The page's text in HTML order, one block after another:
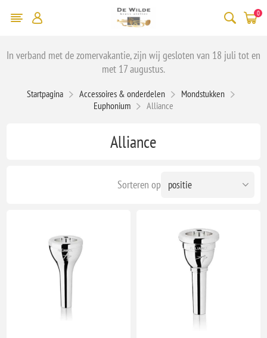
0
In verband met de zomervakantie, zijn wij gesloten van 18 juli tot en
met 17 augustus.
Startpagina Accessoires & onderdelen
Mondstukken
Euphonium
Alliance
Alliance
Sorteren op